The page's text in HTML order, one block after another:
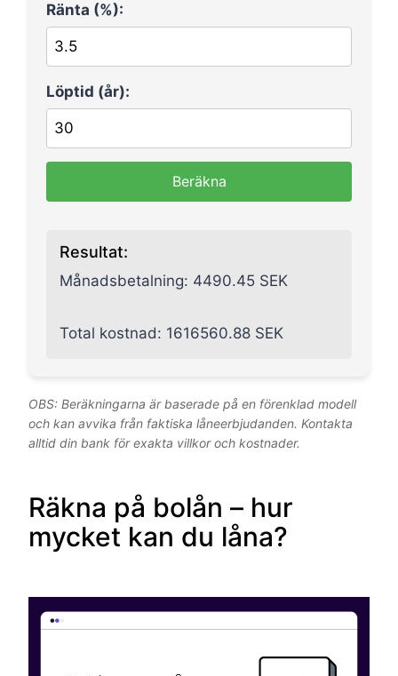
Ränta (%):
Löptid (år):
Beräkna
Resultat:
Månadsbetalning: 4490.45 SEK
Total kostnad: 1616560.88 SEK
OBS: Beräkningarna är baserade på en förenklad modell
och kan avvika från faktiska låneerbjudanden. Kontakta
alltid din bank för exakta villkor och kostnader.
Räkna på bolån – hur
mycket kan du låna?